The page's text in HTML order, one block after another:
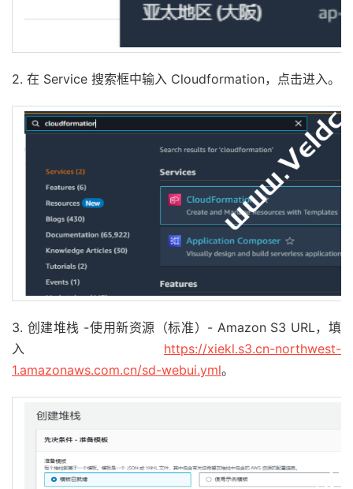
2. 在 Service 搜索框中输入 Cloudformation，点击进入。
3. 创建堆栈 -使用新资源（标准）- Amazon S3 URL，填
入 https://xiekl.s3.cn-northwest-
1.amazonaws.com.cn/sd-webui.yml。